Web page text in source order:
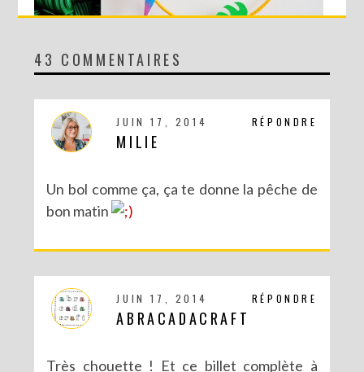
DIY SPÉCIAL BRÉSIL : LE MOBILE RIO
DIY : POTS À SUCCULENTES FURIEUSEMENT MARBRÉS (BATTLE #17)
43 COMMENTAIRES
RÉPONDRE
JUIN 17, 2014
MILIE
Un bol comme ça, ça te donne la pêche de
bon matin
RÉPONDRE
JUIN 17, 2014
ABRACADACRAFT
Très chouette ! Et ce billet complète à